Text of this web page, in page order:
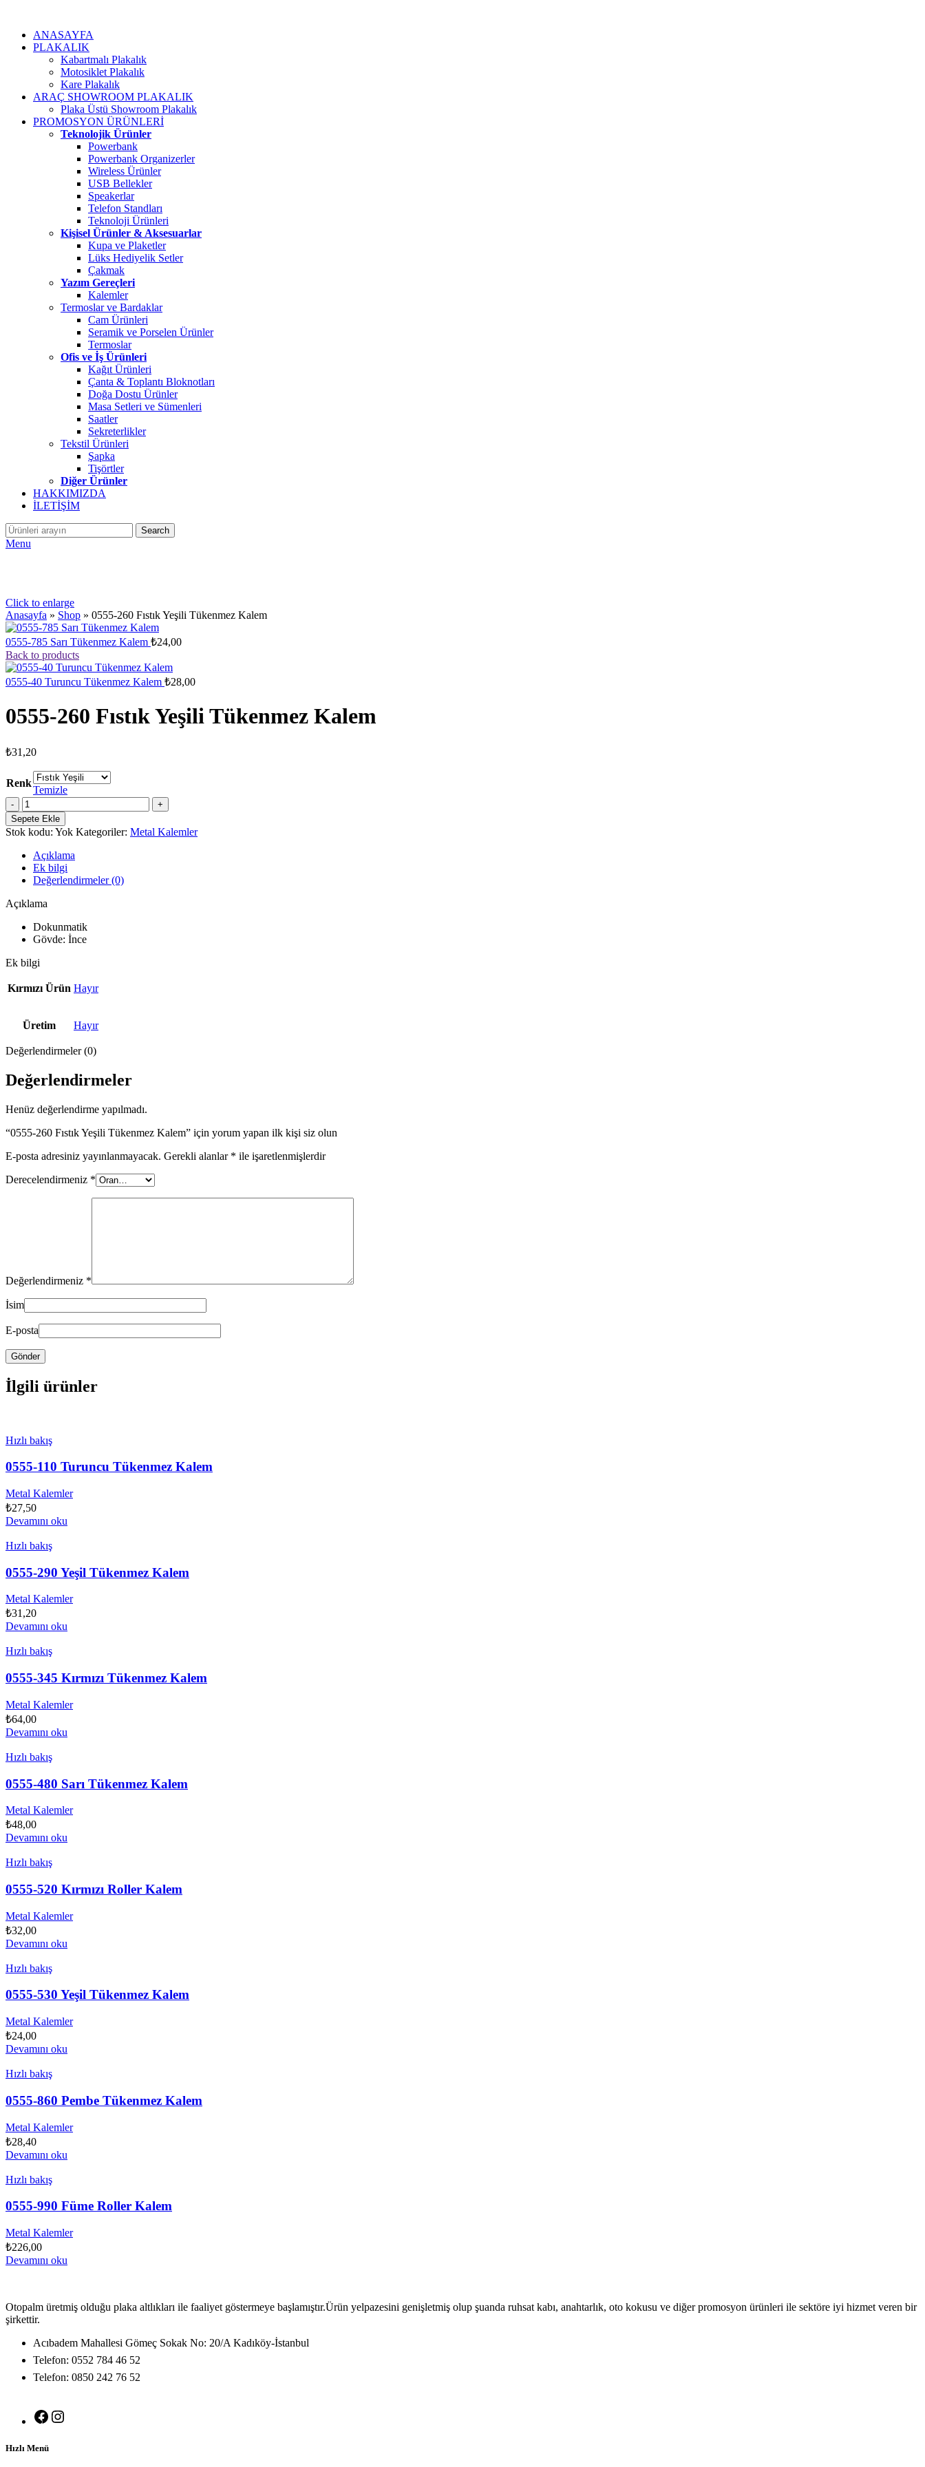
ANASAYFA
PLAKALIK
Kabartmalı Plakalık
Motosiklet Plakalık
Kare Plakalık
ARAÇ SHOWROOM PLAKALIK
Plaka Üstü Showroom Plakalık
PROMOSYON ÜRÜNLERİ
Teknolojik Ürünler
Powerbank
Powerbank Organizerler
Wireless Ürünler
USB Bellekler
Speakerlar
Telefon Standları
Teknoloji Ürünleri
Kişisel Ürünler & Aksesuarlar
Kupa ve Plaketler
Lüks Hediyelik Setler
Çakmak
Yazım Gereçleri
Kalemler
Termoslar ve Bardaklar
Cam Ürünleri
Seramik ve Porselen Ürünler
Termoslar
Ofis ve İş Ürünleri
Kağıt Ürünleri
Çanta & Toplantı Bloknotları
Doğa Dostu Ürünler
Masa Setleri ve Sümenleri
Saatler
Sekreterlikler
Tekstil Ürünleri
Şapka
Tişörtler
Diğer Ürünler
HAKKIMIZDA
İLETİŞİM
Search
Menu
Click to enlarge
Anasayfa » Shop » 0555-260 Fıstık Yeşili Tükenmez Kalem
0555-785 Sarı Tükenmez Kalem ₺24,00
Back to products
0555-40 Turuncu Tükenmez Kalem ₺28,00
0555-260 Fıstık Yeşili Tükenmez Kalem
₺31,20
Renk
Temizle
0555-
260
Fıstık
Yeşili
Tükenmez
Kalem
adet
Sepete Ekle
Stok kodu: Yok Kategoriler: Metal Kalemler
Açıklama
Ek bilgi
Değerlendirmeler (0)
Açıklama
Dokunmatik
Gövde: İnce
Ek bilgi
Kırmızı Ürün Hayır
Üretim Hayır
Değerlendirmeler (0)
Değerlendirmeler
Henüz değerlendirme yapılmadı.
“0555-260 Fıstık Yeşili Tükenmez Kalem” için yorum yapan ilk kişi siz olun
E-posta adresiniz yayınlanmayacak. Gerekli alanlar * ile işaretlenmişlerdir
Derecelendirmeniz *
Değerlendirmeniz *
İsim
E-posta
İlgili ürünler
Hızlı bakış
0555-110 Turuncu Tükenmez Kalem
Metal Kalemler
₺27,50
Devamını oku
Hızlı bakış
0555-290 Yeşil Tükenmez Kalem
Metal Kalemler
₺31,20
Devamını oku
Hızlı bakış
0555-345 Kırmızı Tükenmez Kalem
Metal Kalemler
₺64,00
Devamını oku
Hızlı bakış
0555-480 Sarı Tükenmez Kalem
Metal Kalemler
₺48,00
Devamını oku
Hızlı bakış
0555-520 Kırmızı Roller Kalem
Metal Kalemler
₺32,00
Devamını oku
Hızlı bakış
0555-530 Yeşil Tükenmez Kalem
Metal Kalemler
₺24,00
Devamını oku
Hızlı bakış
0555-860 Pembe Tükenmez Kalem
Metal Kalemler
₺28,40
Devamını oku
Hızlı bakış
0555-990 Füme Roller Kalem
Metal Kalemler
₺226,00
Devamını oku
Otopalm üretmiş olduğu plaka altlıkları ile faaliyet göstermeye başlamıştır.Ürün yelpazesini genişletmiş olup şuanda ruhsat kabı, anahtarlık, oto kokusu ve diğer promosyon ürünleri ile sektöre iyi hizmet veren bir
şirkettir.
Acıbadem Mahallesi Gömeç Sokak No: 20/A Kadıköy-İstanbul
Telefon: 0552 784 46 52
Telefon: 0850 242 76 52
Facebook
Hızlı Menü